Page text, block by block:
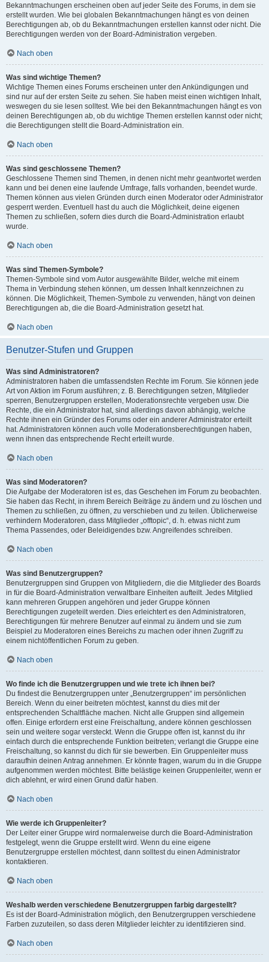
Bekanntmachungen erscheinen oben auf jeder Seite des Forums, in dem sie
erstellt wurden. Wie bei globalen Bekanntmachungen hängt es von deinen
Berechtigungen ab, ob du Bekanntmachungen erstellen kannst oder nicht. Die
Berechtigungen werden von der Board-Administration vergeben.
Nach oben
Was sind wichtige Themen?
Wichtige Themen eines Forums erscheinen unter den Ankündigungen und
sind nur auf der ersten Seite zu sehen. Sie haben meist einen wichtigen Inhalt,
weswegen du sie lesen solltest. Wie bei den Bekanntmachungen hängt es von
deinen Berechtigungen ab, ob du wichtige Themen erstellen kannst oder nicht;
die Berechtigungen stellt die Board-Administration ein.
Nach oben
Was sind geschlossene Themen?
Geschlossene Themen sind Themen, in denen nicht mehr geantwortet werden
kann und bei denen eine laufende Umfrage, falls vorhanden, beendet wurde.
Themen können aus vielen Gründen durch einen Moderator oder Administrator
gesperrt werden. Eventuell hast du auch die Möglichkeit, deine eigenen
Themen zu schließen, sofern dies durch die Board-Administration erlaubt
wurde.
Nach oben
Was sind Themen-Symbole?
Themen-Symbole sind vom Autor ausgewählte Bilder, welche mit einem
Thema in Verbindung stehen können, um dessen Inhalt kennzeichnen zu
können. Die Möglichkeit, Themen-Symbole zu verwenden, hängt von deinen
Berechtigungen ab, die die Board-Administration gesetzt hat.
Nach oben
Benutzer-Stufen und Gruppen
Was sind Administratoren?
Administratoren haben die umfassendsten Rechte im Forum. Sie können jede
Art von Aktion im Forum ausführen; z. B. Berechtigungen setzen, Mitglieder
sperren, Benutzergruppen erstellen, Moderationsrechte vergeben usw. Die
Rechte, die ein Administrator hat, sind allerdings davon abhängig, welche
Rechte ihnen ein Gründer des Forums oder ein anderer Administrator erteilt
hat. Administratoren können auch volle Moderationsberechtigungen haben,
wenn ihnen das entsprechende Recht erteilt wurde.
Nach oben
Was sind Moderatoren?
Die Aufgabe der Moderatoren ist es, das Geschehen im Forum zu beobachten.
Sie haben das Recht, in ihrem Bereich Beiträge zu ändern und zu löschen und
Themen zu schließen, zu öffnen, zu verschieben und zu teilen. Üblicherweise
verhindern Moderatoren, dass Mitglieder „offtopic“, d. h. etwas nicht zum
Thema Passendes, oder Beleidigendes bzw. Angreifendes schreiben.
Nach oben
Was sind Benutzergruppen?
Benutzergruppen sind Gruppen von Mitgliedern, die die Mitglieder des Boards
in für die Board-Administration verwaltbare Einheiten aufteilt. Jedes Mitglied
kann mehreren Gruppen angehören und jeder Gruppe können
Berechtigungen zugeteilt werden. Dies erleichtert es den Administratoren,
Berechtigungen für mehrere Benutzer auf einmal zu ändern und sie zum
Beispiel zu Moderatoren eines Bereichs zu machen oder ihnen Zugriff zu
einem nichtöffentlichen Forum zu geben.
Nach oben
Wo finde ich die Benutzergruppen und wie trete ich ihnen bei?
Du findest die Benutzergruppen unter „Benutzergruppen“ im persönlichen
Bereich. Wenn du einer beitreten möchtest, kannst du dies mit der
entsprechenden Schaltfläche machen. Nicht alle Gruppen sind allgemein
offen. Einige erfordern erst eine Freischaltung, andere können geschlossen
sein und weitere sogar versteckt. Wenn die Gruppe offen ist, kannst du ihr
einfach durch die entsprechende Funktion beitreten; verlangt die Gruppe eine
Freischaltung, so kannst du dich für sie bewerben. Ein Gruppenleiter muss
daraufhin deinen Antrag annehmen. Er könnte fragen, warum du in die Gruppe
aufgenommen werden möchtest. Bitte belästige keinen Gruppenleiter, wenn er
dich ablehnt, er wird einen Grund dafür haben.
Nach oben
Wie werde ich Gruppenleiter?
Der Leiter einer Gruppe wird normalerweise durch die Board-Administration
festgelegt, wenn die Gruppe erstellt wird. Wenn du eine eigene
Benutzergruppe erstellen möchtest, dann solltest du einen Administrator
kontaktieren.
Nach oben
Weshalb werden verschiedene Benutzergruppen farbig dargestellt?
Es ist der Board-Administration möglich, den Benutzergruppen verschiedene
Farben zuzuteilen, so dass deren Mitglieder leichter zu identifizieren sind.
Nach oben